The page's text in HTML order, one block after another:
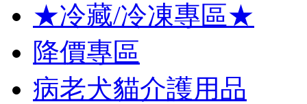
★冷藏/冷凍專區★
降價專區
病老犬貓介護用品